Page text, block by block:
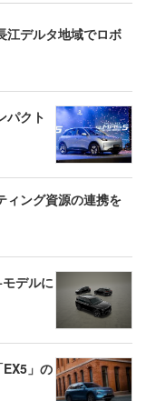
江デルタ地域でロボ
パクト
ィング資源の連携を
デルに
」の